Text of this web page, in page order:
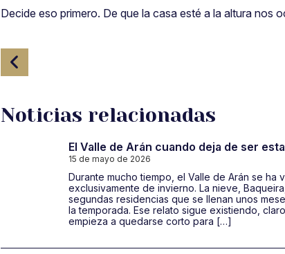
Decide eso primero. De que la casa esté a la altura nos
Navegación
entradas
Noticias relacionadas
El Valle de Arán cuando deja de ser
15 de mayo de 2026
Durante mucho tiempo, el Valle de Arán se ha
exclusivamente de invierno. La nieve,
segundas residencias que se llenan unos
la temporada. Ese relato sigue existiendo,
empieza a quedarse corto para […]